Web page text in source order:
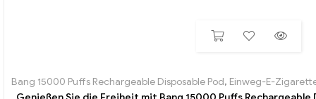
Bang 15000 Puffs Rechargeable Disposable Pod, Einweg-E-